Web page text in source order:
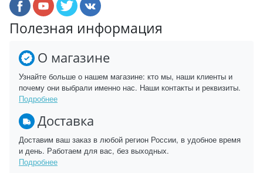
Полезная информация
О магазине
Узнайте больше о нашем магазине: кто мы, наши клиенты и
почему они выбрали именно нас. Наши контакты и реквизиты.
Подробнее
Доставка
Доставим ваш заказ в любой регион России, в удобное время
и день. Работаем для вас, без выходных.
Подробнее